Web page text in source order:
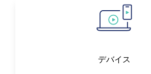
デバイス